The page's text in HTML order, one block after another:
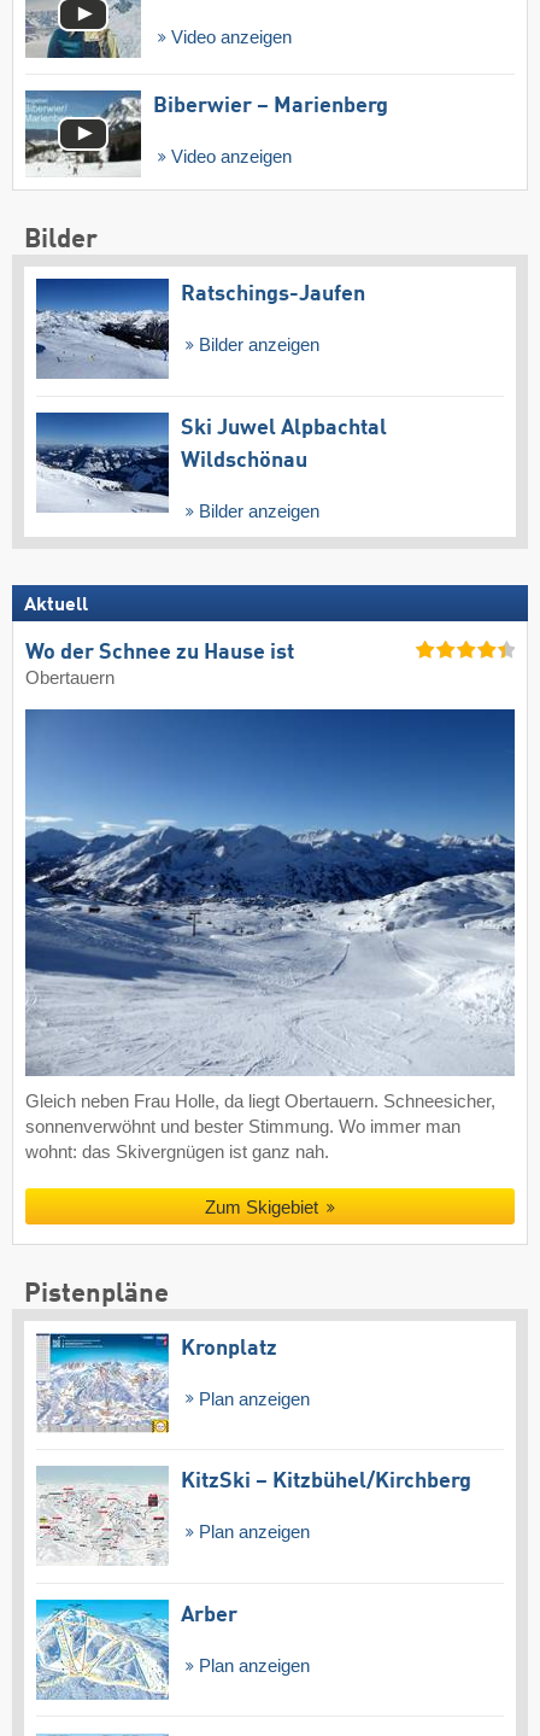
Video anzeigen
Biberwier – Marienberg
Video anzeigen
Bilder
Ratschings-Jaufen
Bilder anzeigen
Ski Juwel Alpbachtal
Wildschönau
Bilder anzeigen
Aktuell
Wo der Schnee zu Hause ist
Obertauern
Gleich neben Frau Holle, da liegt Obertauern. Schneesicher,
sonnenverwöhnt und bester Stimmung. Wo immer man
wohnt: das Skivergnügen ist ganz nah.
Zum Skigebiet
Pistenpläne
Kronplatz
Plan anzeigen
KitzSki – Kitzbühel/​Kirchberg
Plan anzeigen
Arber
Plan anzeigen